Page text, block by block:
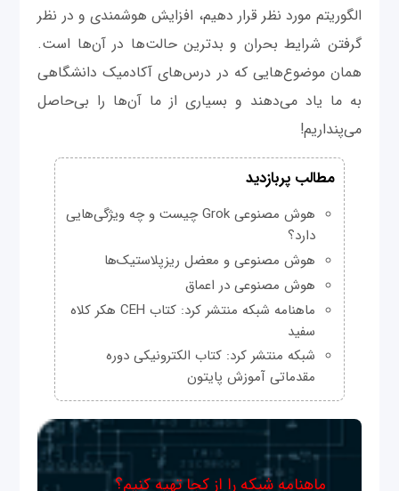
الگوریتم‌ مورد نظر قرار دهیم، افزایش هوشمندی و در نظر
گرفتن شرایط بحران و بدترین حالت‌ها در آن‌ها است.
همان موضوع‌هایی که در درس‌های آکادمیک دانشگاهی
به ما یاد می‌دهند و بسیاری از ما آن‌ها را بی‌حاصل
می‌پنداریم!
مطالب پربازدید
هوش مصنوعی Grok چیست و چه ویژگی‌هایی
دارد؟
هوش مصنوعی و معضل ریزپلاستیک‌ها
هوش مصنوعی در اعماق
ماهنامه شبکه منتشر کرد: کتاب CEH هکر کلاه
سفید
شبکه منتشر کرد: کتاب الکترونیکی دوره
مقدماتی آموزش پایتون
ماهنامه شبکه را از کجا تهیه کنیم؟